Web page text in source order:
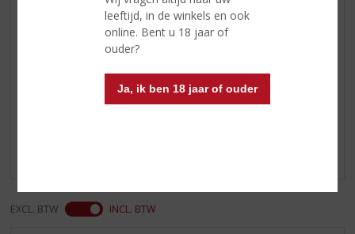
leeftijd, in de winkels en ook
online. Bent u 18 jaar of
ouder?
Ja, ik ben 18 jaar of ouder
hints van geroosterde noten en
chocolade.
Reviews
EXCL. BTW INCL. BTW